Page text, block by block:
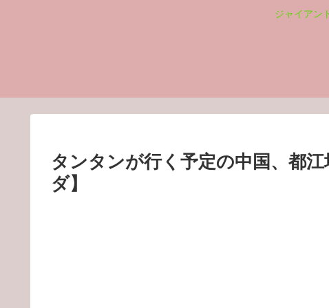
ジャイアン
タンタンが行く予定の中国、都
ダ】